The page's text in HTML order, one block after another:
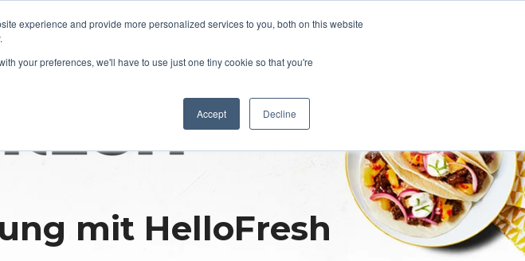
experience and provide more personalized services to you, both on this website
your preferences, we'll have to use just one tiny cookie so that you're
Accept Decline
mit HelloFresh